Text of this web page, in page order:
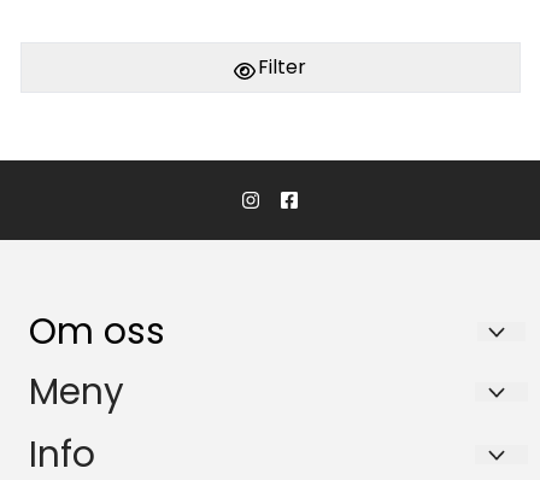
Filter
Om oss
KikkertSpesialisten AS
Ingvald Ystgaards veg 15
7047 Trondheim
Meny
Salgsbetingelser
Info